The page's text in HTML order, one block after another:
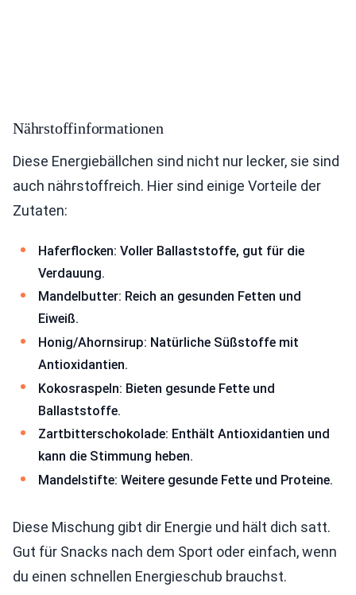
Nährstoffinformationen
Diese Energiebällchen sind nicht nur lecker, sie sind
auch nährstoffreich. Hier sind einige Vorteile der
Zutaten:
Haferflocken: Voller Ballaststoffe, gut für die
Verdauung.
Mandelbutter: Reich an gesunden Fetten und
Eiweiß.
Honig/Ahornsirup: Natürliche Süßstoffe mit
Antioxidantien.
Kokosraspeln: Bieten gesunde Fette und
Ballaststoffe.
Zartbitterschokolade: Enthält Antioxidantien und
kann die Stimmung heben.
Mandelstifte: Weitere gesunde Fette und Proteine.
Diese Mischung gibt dir Energie und hält dich satt.
Gut für Snacks nach dem Sport oder einfach, wenn
du einen schnellen Energieschub brauchst.